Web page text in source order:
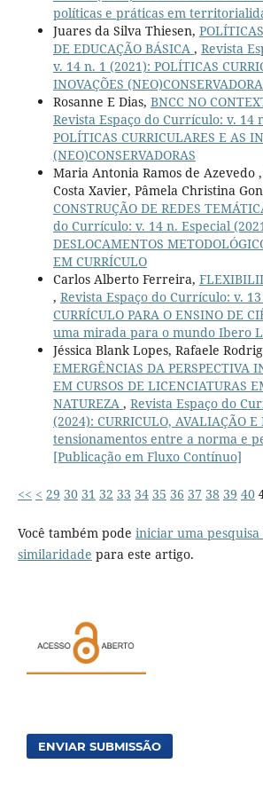
políticas e práticas em
Juares da Silva Thiesen,
DE EDUCAÇÃO BÁSICA , Revista
v. 14 n. 1 (2021): POLÍTICAS
INOVAÇÕES
Rosanne E Dias, BNCC NO
Revista Espaço do Currículo: v. 14
POLÍTICAS CURRICULARES E AS
(NEO)CONSERVADORAS
Maria Antonia Ramos de Azevedo
Costa Xavier, Pâmela Christina
CONSTRUÇÃO DE REDES
do Currículo: v. 14 n. Especial
DESLOCAMENTOS
EM CURRÍCULO
Carlos Alberto Ferreira,
, Revista Espaço do Currículo: v.
CURRÍCULO PARA O ENSINO DE
uma mirada para o mundo Ibero
Jéssica Blank Lopes, Rafaele
EMERGÊNCIAS DA PERSPECTIVA
EM CURSOS DE LICENCIATURAS
NATUREZA , Revista Espaço do
(2024): CURRICULO, AVALIAÇÃO E
tensionamentos entre a norma e
[Publicação em Fluxo Contínuo]
<< < 29 30 31 32 33 34 35 36 37 38 39 40
Você também pode iniciar uma
similaridade para este artigo.
ENVIAR SUBMISSÃO